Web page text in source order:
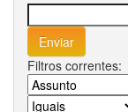
Filtros correntes: